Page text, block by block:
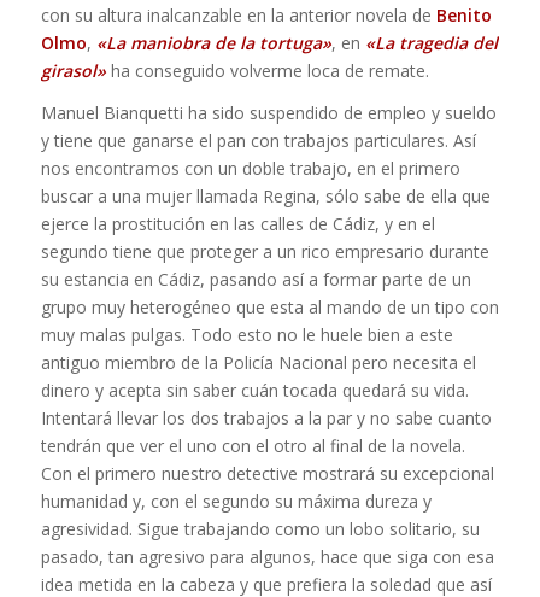
con su altura inalcanzable en la anterior novela de Benito
Olmo, «La maniobra de la tortuga», en «La tragedia del
girasol»ha conseguido volverme loca de remate.
Manuel Bianquetti ha sido suspendido de empleo y sueldo
y tiene que ganarse el pan con trabajos particulares. Así
nos encontramos con un doble trabajo, en el primero
buscar a una mujer llamada Regina, sólo sabe de ella que
ejerce la prostitución en las calles de Cádiz, y en el
segundo tiene que proteger a un rico empresario durante
su estancia en Cádiz, pasando así a formar parte de un
grupo muy heterogéneo que esta al mando de un tipo con
muy malas pulgas. Todo esto no le huele bien a este
antiguo miembro de la Policía Nacional pero necesita el
dinero y acepta sin saber cuán tocada quedará su vida.
Intentará llevar los dos trabajos a la par y no sabe cuanto
tendrán que ver el uno con el otro al final de la novela.
Con el primero nuestro detective mostrará su excepcional
humanidad y, con el segundo su máxima dureza y
agresividad. Sigue trabajando como un lobo solitario, su
pasado, tan agresivo para algunos, hace que siga con esa
idea metida en la cabeza y que prefiera la soledad que así